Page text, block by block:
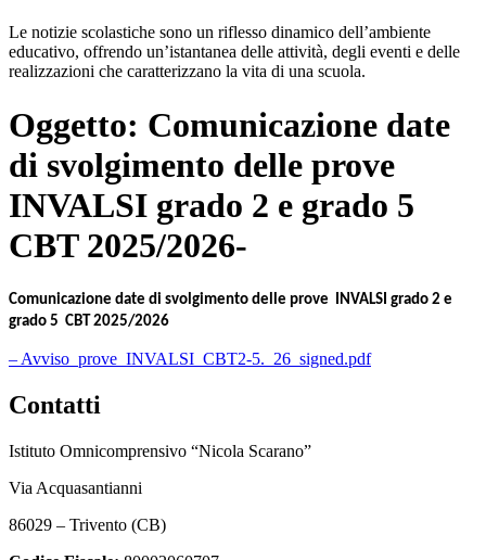
Le notizie scolastiche sono un riflesso dinamico dell’ambiente
educativo, offrendo un’istantanea delle attività, degli eventi e delle
realizzazioni che caratterizzano la vita di una scuola.
Oggetto: Comunicazione date
di svolgimento delle prove
INVALSI grado 2 e grado 5
CBT 2025/2026-
Comunicazione date di svolgimento delle prove INVALSI grado 2 e
grado 5 CBT 2025/2026
– Avviso_prove_INVALSI_CBT2-5._26_signed.pdf
Contatti
Istituto Omnicomprensivo “Nicola Scarano”
Via Acquasantianni
86029 – Trivento (CB)